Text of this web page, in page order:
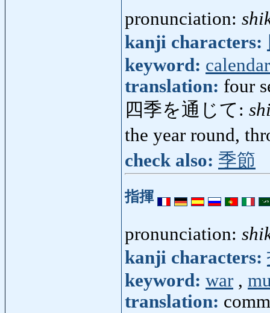
pronunciation:
kanji characters:
keyword: calendar
translation: four
四季を通じて:
the year round,
check also: 季節
指揮
pronunciation:
kanji characters:
keyword: war ,
translation: